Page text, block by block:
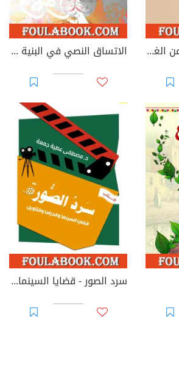
نهر وأمواج ورمال - عن الغربة والثقافة والمثقفين الاتساق النصي في البنية الشعرية - قصائد جيكور لبدر شاكر السياب نموذجا
سرد الصور - قضايا السينما والدراما والتأويل